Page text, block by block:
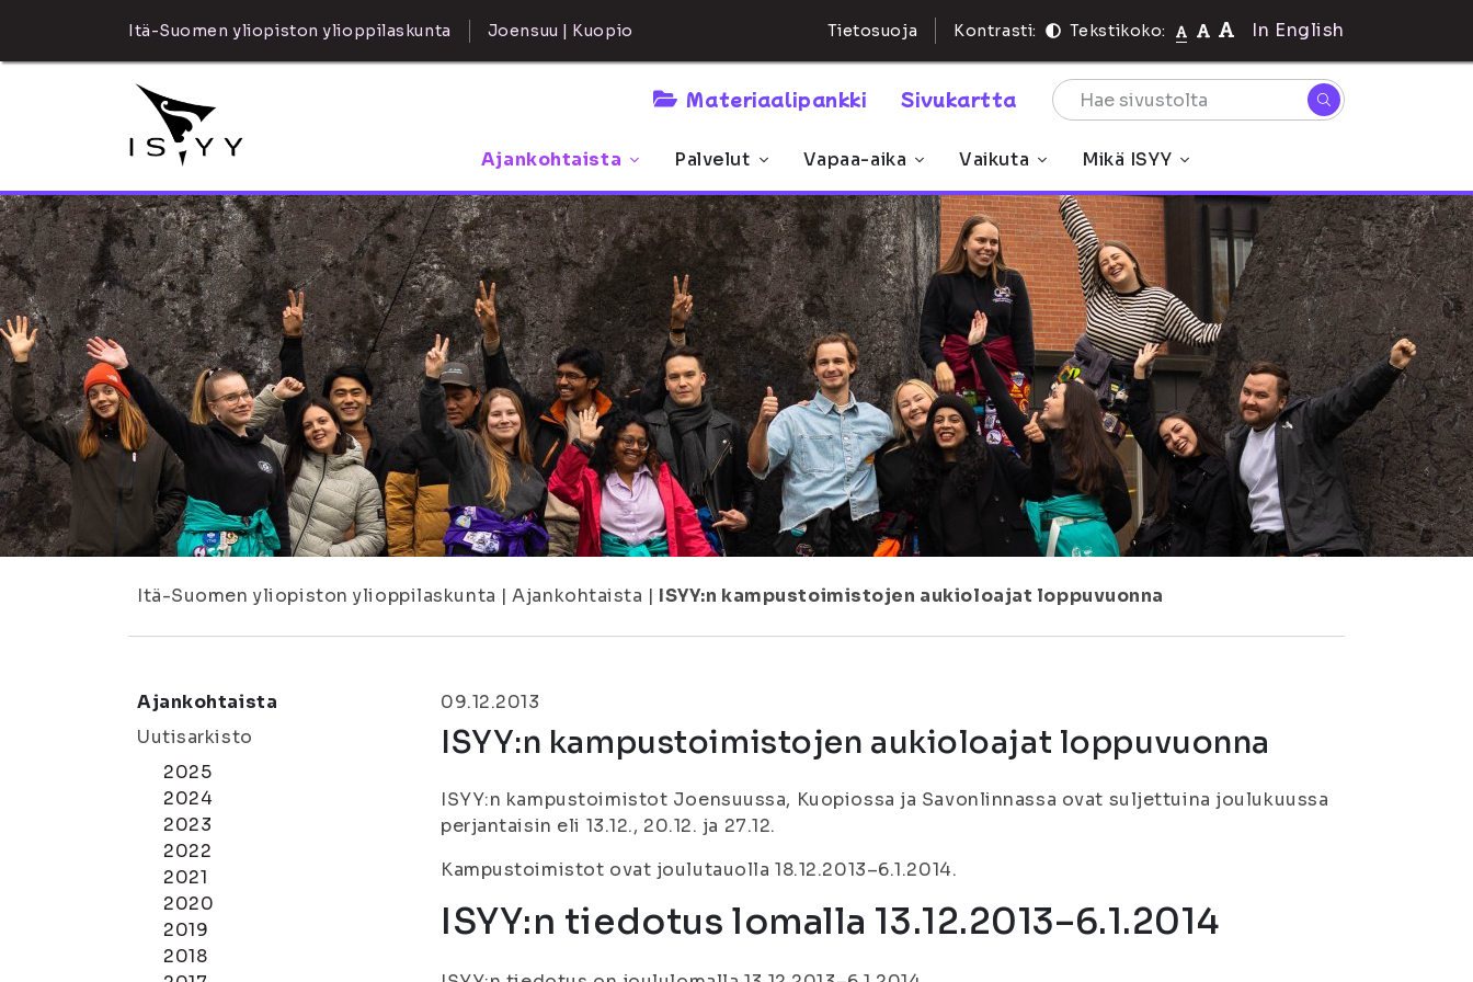
Itä-Suomen yliopiston ylioppilaskunta Joensuu | Kuopio Tietosuoja Kontrasti: Tekstikoko: In English
Materiaalipankki Sivukartta
Ajankohtaista Palvelut Vapaa-aika Vaikuta Mikä ISYY
Itä-Suomen yliopiston ylioppilaskunta | Ajankohtaista | ISYY:n kampustoimistojen aukioloajat loppuvuonna
Ajankohtaista
Uutisarkisto
2025
2024
2023
2022
2021
2020
2019
2018
09.12.2013
ISYY:n kampustoimistojen aukioloajat loppuvuonna
ISYY:n kampustoimistot Joensuussa, Kuopiossa ja Savonlinnassa ovat suljettuina joulukuussa
perjantaisin eli 13.12., 20.12. ja 27.12.
Kampustoimistot ovat joulutauolla 18.12.2013–6.1.2014.
ISYY:n tiedotus lomalla 13.12.2013–6.1.2014